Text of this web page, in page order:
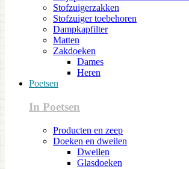
Stofzuigerzakken
Stofzuiger toebehoren
Dampkapfilter
Matten
Zakdoeken
Dames
Heren
Poetsen
In Poetsen
Producten en zeep
Doeken en dweilen
Dweilen
Glasdoeken